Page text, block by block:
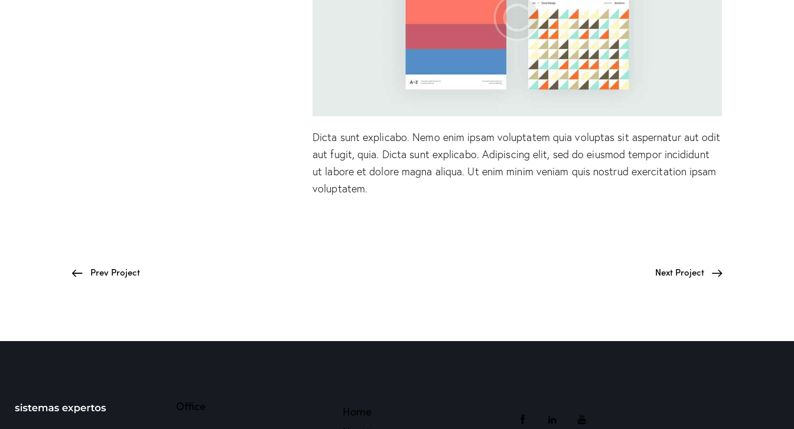
Dicta sunt explicabo. Nemo enim ipsam voluptatem quia voluptas sit aspernatur aut odit
aut fugit, quia. Dicta sunt explicabo. Adipiscing elit, sed do eiusmod tempor incididunt
ut labore et dolore magna aliqua. Ut enim minim veniam quis nostrud exercitation ipsam
voluptatem.
Prev Project Next Project
Office
Home